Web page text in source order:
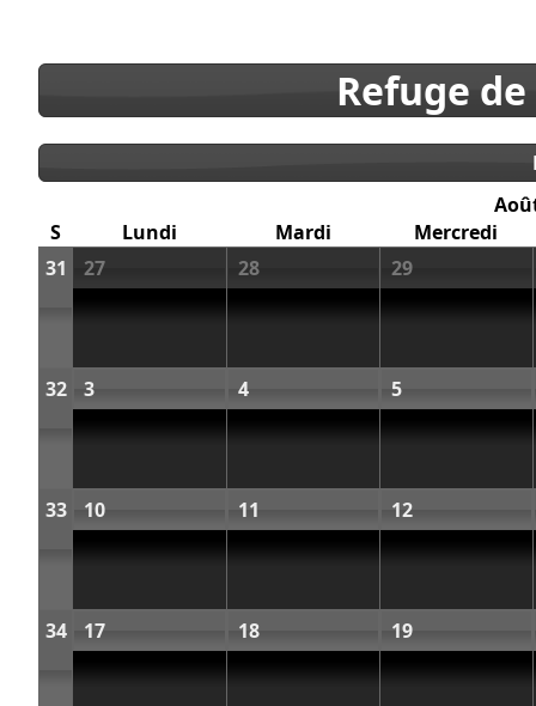
Refuge
S
Lundi Mardi
Mercredi
31
27 28 29
32 3 4 5
33 10 11 12
34 17 18 19